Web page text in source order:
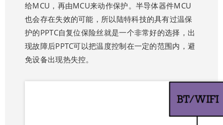
给MCU，再由MCU来动作保护。半导体器件MCU
也会存在失效的可能，所以陆特科技的具有过温保
护的PPTC自复位保险丝就是一个非常好的选择，出
现故障后PPTC可以把温度控制在一定的范围内，避
免设备出现热失控。